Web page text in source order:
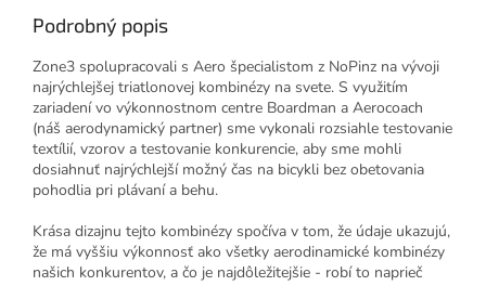
Podrobný popis
Zone3 spolupracovali s Aero špecialistom z NoPinz na vývoji
najrýchlejšej triatlonovej kombinézy na svete. S využitím
zariadení vo výkonnostnom centre Boardman a Aerocoach
(náš aerodynamický partner) sme vykonali rozsiahle testovanie
textílií, vzorov a testovanie konkurencie, aby sme mohli
dosiahnuť najrýchlejší možný čas na bicykli bez obetovania
pohodlia pri plávaní a behu.
Krása dizajnu tejto kombinézy spočíva v tom, že údaje ukazujú,
že má vyššiu výkonnosť ako všetky aerodinamické kombinézy
našich konkurentov, a čo je najdôležitejšie - robí to naprieč